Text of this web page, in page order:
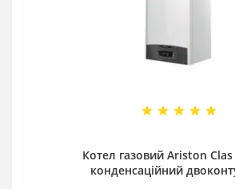
Котел газовий Ariston Clas
конденсаційний